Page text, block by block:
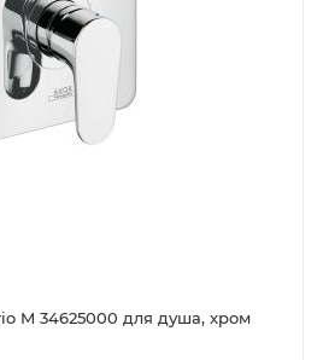
M 34625000 для душа, хром